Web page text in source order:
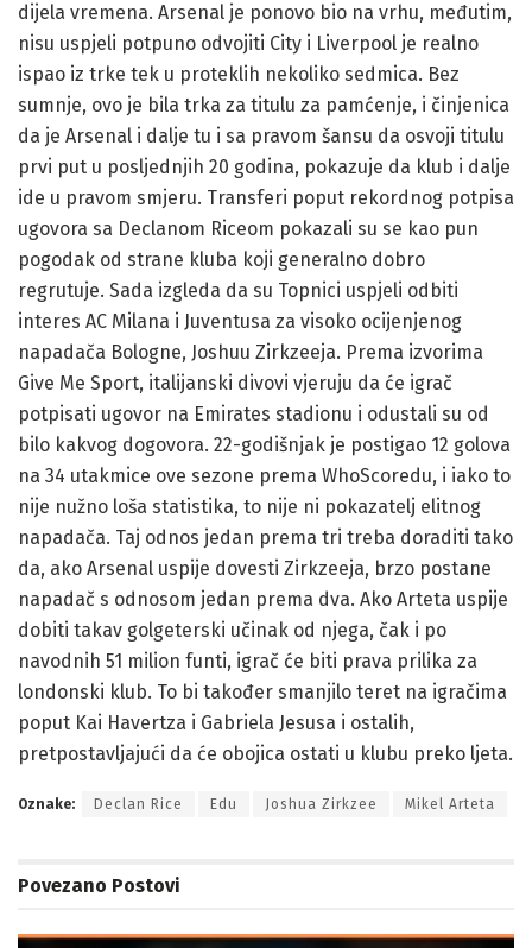
dijela vremena. Arsenal je ponovo bio na vrhu, međutim,
nisu uspjeli potpuno odvojiti City i Liverpool je realno
ispao iz trke tek u proteklih nekoliko sedmica. Bez
sumnje, ovo je bila trka za titulu za pamćenje, i činjenica
da je Arsenal i dalje tu i sa pravom šansu da osvoji titulu
prvi put u posljednjih 20 godina, pokazuje da klub i dalje
ide u pravom smjeru. Transferi poput rekordnog potpisa
ugovora sa Declanom Riceom pokazali su se kao pun
pogodak od strane kluba koji generalno dobro
regrutuje. Sada izgleda da su Topnici uspjeli odbiti
interes AC Milana i Juventusa za visoko ocijenjenog
napadača Bologne, Joshuu Zirkzeeja. Prema izvorima
Give Me Sport, italijanski divovi vjeruju da će igrač
potpisati ugovor na Emirates stadionu i odustali su od
bilo kakvog dogovora. 22-godišnjak je postigao 12 golova
na 34 utakmice ove sezone prema WhoScoredu, i iako to
nije nužno loša statistika, to nije ni pokazatelj elitnog
napadača. Taj odnos jedan prema tri treba doraditi tako
da, ako Arsenal uspije dovesti Zirkzeeja, brzo postane
napadač s odnosom jedan prema dva. Ako Arteta uspije
dobiti takav golgeterski učinak od njega, čak i po
navodnih 51 milion funti, igrač će biti prava prilika za
londonski klub. To bi također smanjilo teret na igračima
poput Kai Havertza i Gabriela Jesusa i ostalih,
pretpostavljajući da će obojica ostati u klubu preko ljeta.
Oznake: Declan Rice Edu Joshua Zirkzee Mikel Arteta
Povezano Postovi